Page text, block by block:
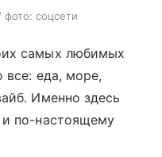
фото: соцсети
самых любимых
все: еда, море,
Именно здесь
по-настоящему